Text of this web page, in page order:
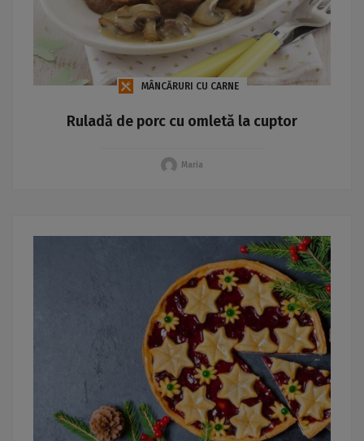
MÂNCĂRURI CU CARNE
Ruladă de porc cu omletă la cuptor
Maria